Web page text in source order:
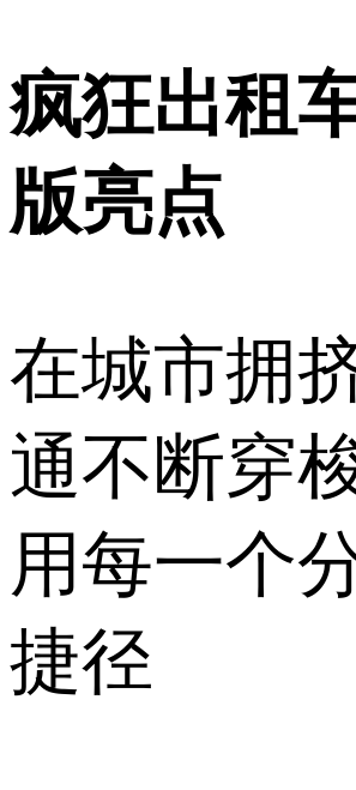
疯狂出租
版亮点
在城市拥
通不断穿
用每一个
捷径